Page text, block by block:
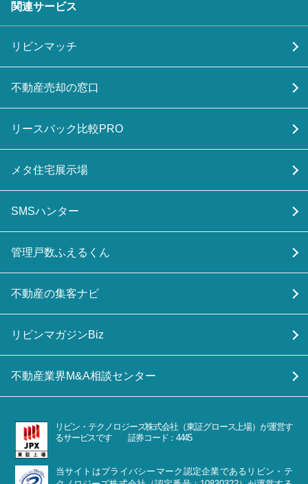
関連サービス
リビンマッチ
不動産売却の窓口
リースバック比較PRO
メタ住宅展示場
SMSハンター
管理戸数ふえるくん
不動産の集客ナビ
リビンマガジンBiz
不動産業界M&A相談センター
リビン・テクノロジーズ株式会社（東証グロース上場）が運営す
るサービスです 証券コード：4445
当サイトはプライバシーマーク認定企業であるリビン・テ